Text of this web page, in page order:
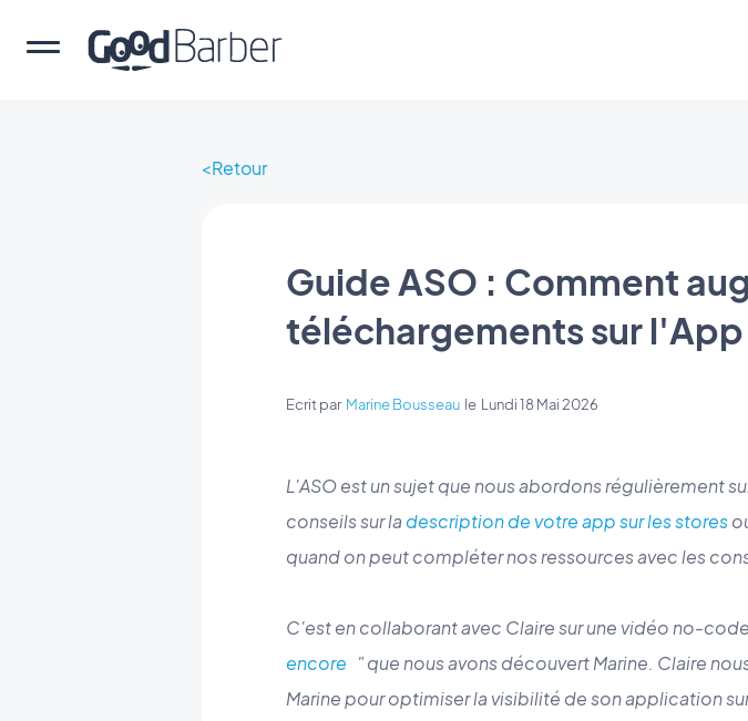
Retour
Guide ASO : Comment
téléchargements sur
Ecrit par Marine Bousseau le Lundi 18 Mai 2026
L'ASO est un sujet que nous abordons régulièrement
conseils sur la description de votre app sur les stores
quand on peut compléter nos ressources avec les
C'est en collaborant avec Claire sur une vidéo no-
encore " que nous avons découvert Marine. Claire
Marine pour optimiser la visibilité de son application